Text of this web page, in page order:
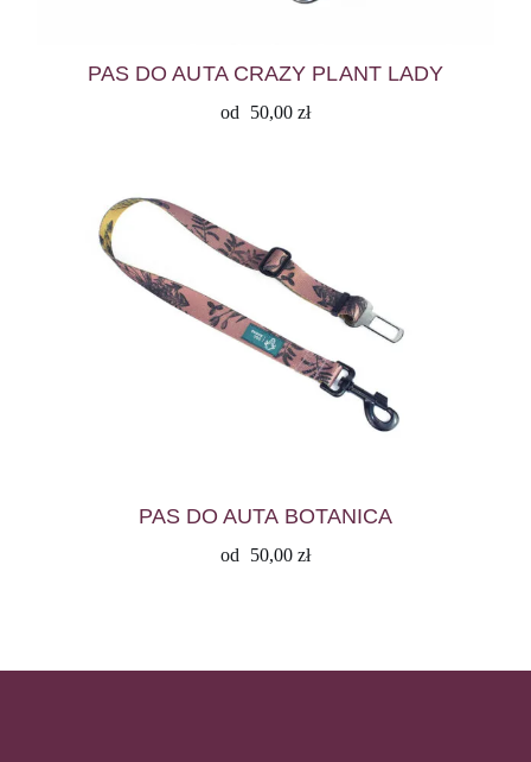
PAS DO AUTA CRAZY PLANT LADY
od 50,00 zł
PAS DO AUTA BOTANICA
od 50,00 zł